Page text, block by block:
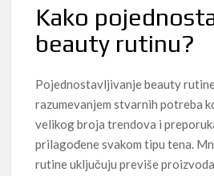
Kako
beauty rutinu?
Pojednostavljivanje beauty
razumevanjem stvarnih potreba
velikog broja trendova i
prilagođene svakom tipu tena.
rutine uključuju previše